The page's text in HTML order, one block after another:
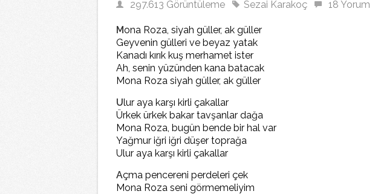
297.613 Görüntüleme Sezai Karakoç 18 Yorum
Mona Roza, siyah güller, ak güller
Geyvenin gülleri ve beyaz yatak
Kanadı kırık kuş merhamet ister
Ah, senin yüzünden kana batacak
Mona Roza siyah güller, ak güller
Ulur aya karşı kirli çakallar
Ürkek ürkek bakar tavşanlar dağa
Mona Roza, bugün bende bir hal var
Yağmur iğri iğri düşer toprağa
Ulur aya karşı kirli çakallar
Açma pencereni perdeleri çek
Mona Roza seni görmemeliyim